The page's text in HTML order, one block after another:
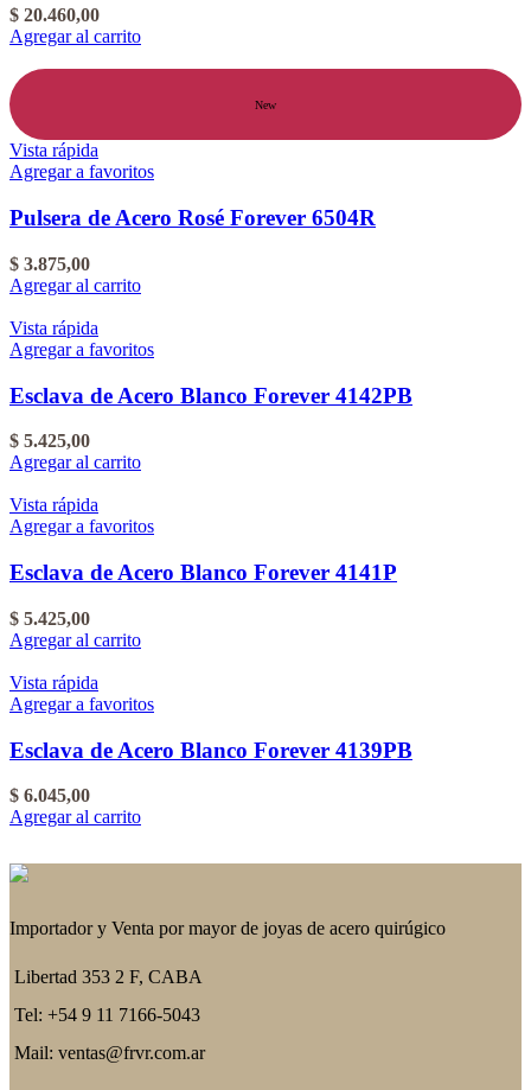
$ 20.460,00
Agregar al carrito
New
Vista rápida
Agregar a favoritos
Pulsera de Acero Rosé Forever 6504R
$ 3.875,00
Agregar al carrito
Vista rápida
Agregar a favoritos
Esclava de Acero Blanco Forever 4142PB
$ 5.425,00
Agregar al carrito
Vista rápida
Agregar a favoritos
Esclava de Acero Blanco Forever 4141P
$ 5.425,00
Agregar al carrito
Vista rápida
Agregar a favoritos
Esclava de Acero Blanco Forever 4139PB
$ 6.045,00
Agregar al carrito
Importador y Venta por mayor de joyas de acero quirúgico
Libertad 353 2 F, CABA
Tel: +54 9 11 7166-5043
Mail: ventas@frvr.com.ar